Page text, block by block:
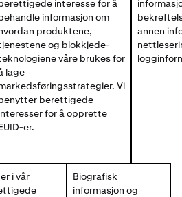
interesse for å
informasjon om
produktene,
og blokkjede-
våre brukes for
lage
Vi
berettigede
for å opprette
er.
annen
i vår
Biografisk
informasjon og